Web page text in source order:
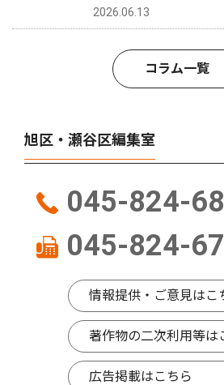
2026.06.13
コラム一覧
旭区・瀬谷区編集室
045-824-
045-824-
情報提供・ご意見はこ
著作物の二次利用等は
広告掲載はこちら